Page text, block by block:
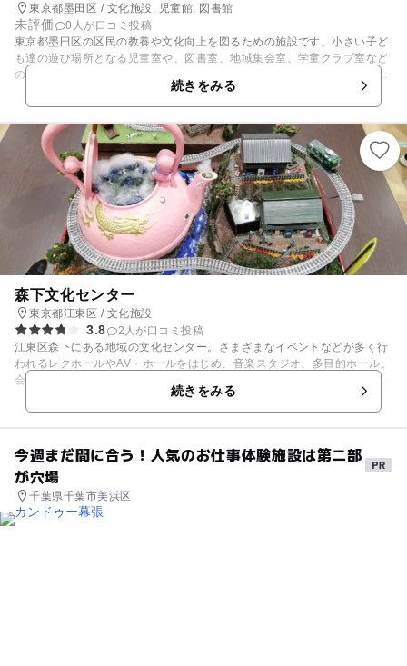
東京都墨田区 / 文化施設, 児童館, 図書館
未評価
0人が口コミ投稿
東京都墨田区の区民の教養や文化向上を図るための施設です。小さい子ど
も達の遊び場所となる児童室や、図書室、地域集会室、学童クラブ室など
の設備を備えています。児童室は、グループ室、音楽室、体育室の他、積
木、輪投げなどの遊具を揃えた遊戯室に分かれます。0歳と保護者を対象
とする「ベビーばぶ」では、保健師からオイルマッサージの指導を受ける
ことができます。1歳児を対象とする「親子で遊ぼう」では体操や手遊
び、2歳児を対象とする「はい!ポーズ」では体操やリズム遊びで、年齢に
合わせたプログラムが企画されています。
続きをみる
森下文化センター
東京都江東区 / 文化施設
3.8
2人が口コミ投稿
江東区森下にある地域の文化センター。さまざまなイベントなどが多く行
われるレクホールやAV・ホールをはじめ、音楽スタジオ、多目的ホール、
会議室、研修室、茶室や和室などを備えており、利用者のさまざまなニー
だ「田河水泡・のらくろ館」があり、遺品やその作品について知ることが
ットです。のらくろにちなんだ企画が実施されることも。
続きをみる
今週まだ間に合う！人気のお仕事体験施設は第二部
が穴場
千葉県千葉市美浜区